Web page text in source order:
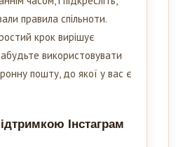
правила спільноти.
крок вирішує
використовувати
пошту, до якої у вас є
Інстаграм